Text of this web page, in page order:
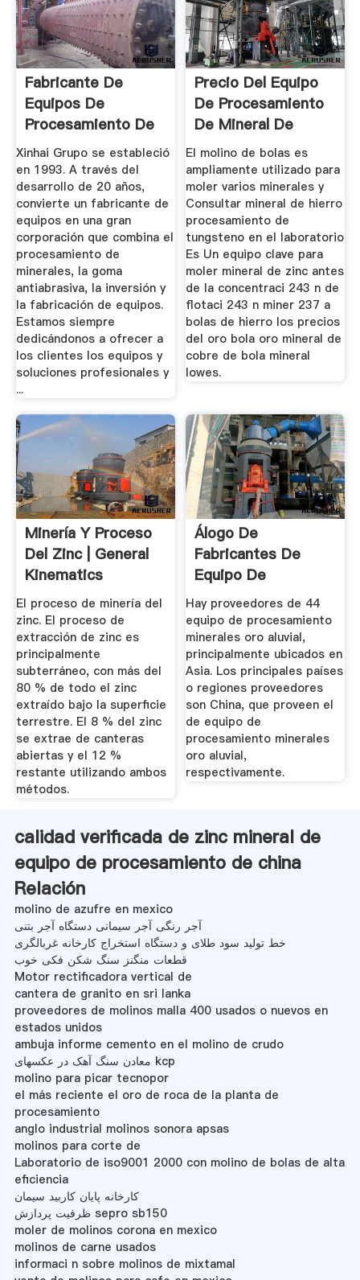
Fabricante De
Equipos De
Procesamiento De
Minerales De ...
Xinhai Grupo se estableció
en 1993. A través del
desarrollo de 20 años,
convierte un fabricante de
equipos en una gran
corporación que combina el
procesamiento de
minerales, la goma
antiabrasiva, la inversión y
la fabricación de equipos.
Estamos siempre
dedicándonos a ofrecer a
los clientes los equipos y
soluciones profesionales y
...
Precio Del Equipo
De Procesamiento
De Mineral De
Hierro
El molino de bolas es
ampliamente utilizado para
moler varios minerales y
Consultar mineral de hierro
procesamiento de
tungsteno en el laboratorio
Es Un equipo clave para
moler mineral de zinc antes
de la concentraci 243 n de
flotaci 243 n miner 237 a
bolas de hierro los precios
del oro bola oro mineral de
cobre de bola mineral
lowes.
Minería Y Proceso
Del Zinc | General
Kinematics
El proceso de minería del
zinc. El proceso de
extracción de zinc es
principalmente
subterráneo, con más del
80 % de todo el zinc
extraído bajo la superficie
terrestre. El 8 % del zinc
se extrae de canteras
abiertas y el 12 %
restante utilizando ambos
métodos.
Álogo De
Fabricantes De
Equipo De
Procesamiento ...
Hay proveedores de 44
equipo de procesamiento
minerales oro aluvial,
principalmente ubicados en
Asia. Los principales países
o regiones proveedores
son China, que proveen el
de equipo de
procesamiento minerales
oro aluvial,
respectivamente.
calidad verificada de zinc mineral de
equipo de procesamiento de china
Relación
molino de azufre en mexico
آجر رنگی آجر سیمانی دستگاه آجر بتنی
خط تولید سود طلای و دستگاه استخراج کارخانه غربالگری
قطعات منگنز سنگ شکن فکی خوب
Motor rectificadora vertical de
cantera de granito en sri lanka
proveedores de molinos malla 400 usados o nuevos en
estados unidos
ambuja informe cemento en el molino de crudo
معادن سنگ آهک در عکسهای kcp
molino para picar tecnopor
el más reciente el oro de roca de la planta de
procesamiento
anglo industrial molinos sonora apsas
molinos para corte de
Laboratorio de iso9001 2000 con molino de bolas de alta
eficiencia
کارخانه پایان کاربید سیمان
ظرفیت پردازش sepro sb150
moler de molinos corona en mexico
molinos de carne usados
informaci n sobre molinos de mixtamal